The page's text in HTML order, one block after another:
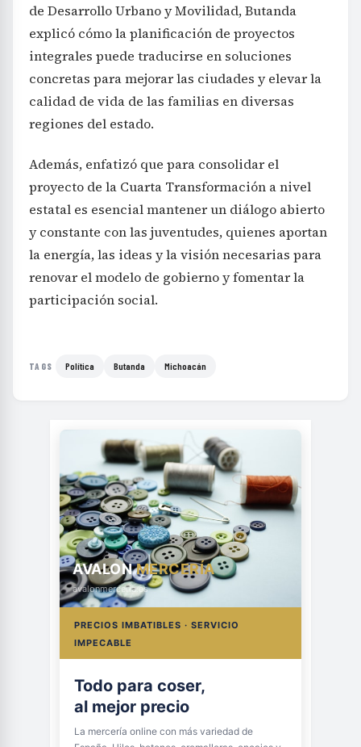
de Desarrollo Urbano y Movilidad, Butanda
explicó cómo la planificación de proyectos
integrales puede traducirse en soluciones
concretas para mejorar las ciudades y elevar la
calidad de vida de las familias en diversas
regiones del estado.
Además, enfatizó que para consolidar el
proyecto de la Cuarta Transformación a nivel
estatal es esencial mantener un diálogo abierto
y constante con las juventudes, quienes aportan
la energía, las ideas y la visión necesarias para
renovar el modelo de gobierno y fomentar la
participación social.
TAGS Política Butanda Michoacán
AVALONMERCERÍA
avalonmerceria.es
PRECIOS IMBATIBLES · SERVICIO
IMPECABLE
Todo para coser,
al mejor precio
La mercería online con más variedad de